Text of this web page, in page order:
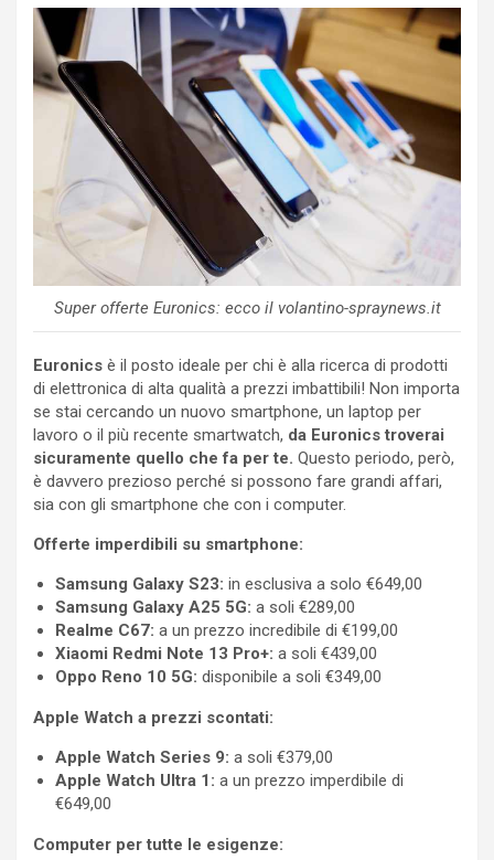
Super offerte Euronics: ecco il volantino-spraynews.it
Euronics è il posto ideale per chi è alla ricerca di prodotti
di elettronica di alta qualità a prezzi imbattibili! Non importa
se stai cercando un nuovo smartphone, un laptop per
lavoro o il più recente smartwatch, da Euronics troverai
sicuramente quello che fa per te. Questo periodo, però,
è davvero prezioso perché si possono fare grandi affari,
sia con gli smartphone che con i computer.
Offerte imperdibili su smartphone:
Samsung Galaxy S23: in esclusiva a solo €649,00
Samsung Galaxy A25 5G: a soli €289,00
Realme C67: a un prezzo incredibile di €199,00
Xiaomi Redmi Note 13 Pro+: a soli €439,00
Oppo Reno 10 5G: disponibile a soli €349,00
Apple Watch a prezzi scontati:
Apple Watch Series 9: a soli €379,00
Apple Watch Ultra 1: a un prezzo imperdibile di
€649,00
Computer per tutte le esigenze: